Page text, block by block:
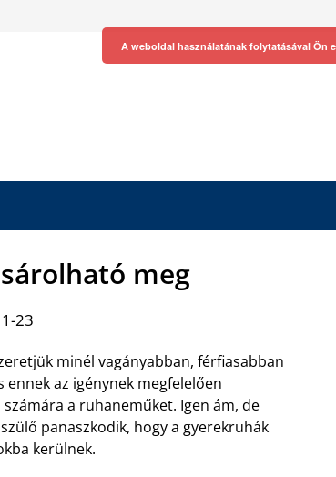
meg
23
minél vagányabban, férfiasabban
ennek az igénynek megfelelően
számára a ruhaneműket. Igen ám, de
panaszkodik, hogy a gyerekruhák
kerülnek.
A weboldal használatának folytatásával Ön